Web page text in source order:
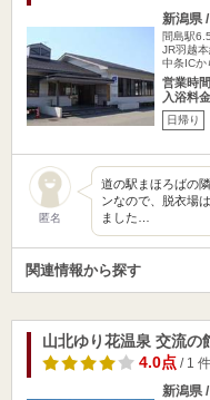
新潟県
間島駅
JR羽越
中条ICか
営業時
入浴料
日帰り
匿名
道の駅まほろばの
ンなので、脱衣場
ました…
関連情報から探す
山北ゆり花温泉 交流の
4.0点/ 1 件
新潟県